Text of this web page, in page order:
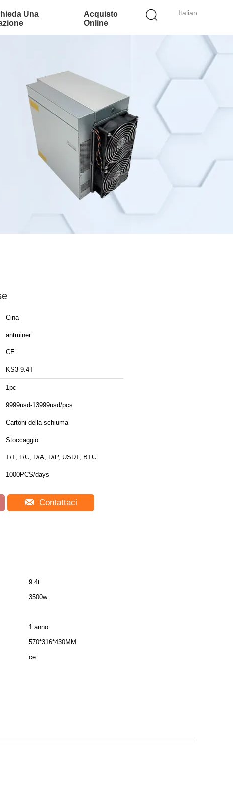
Italian
Una
Acquisto
Online
Cina
antminer
CE
KS3 9.4T
1pc
9999usd-13999usd/pcs
Cartoni della schiuma
Stoccaggio
T/T, L/C, D/A, D/P, USDT, BTC
1000PCS/days
Contattaci
9.4t
3500w
1 anno
570*316*430MM
ce